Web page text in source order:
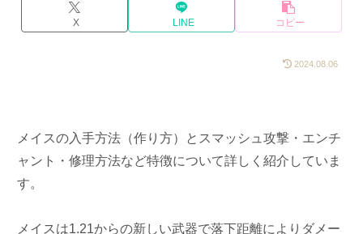
X LINE コピー
2024.08.06
メイスの入手方法（作り方）とスマッシュ攻撃・エンチ
ャント・修理方法など特徴について詳しく紹介していま
す。
メイスは1.21からの新しい武器で落下距離によりダメー